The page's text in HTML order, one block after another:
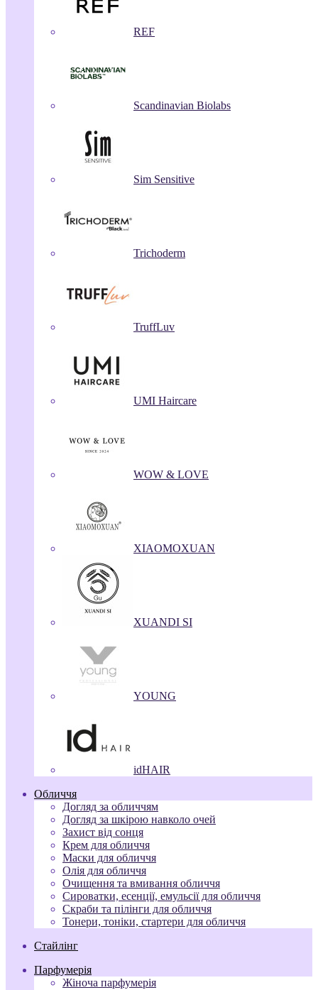
REF
Scandinavian Biolabs
Sim Sensitive
Trichoderm
TruffLuv
UMI Haircare
WOW & LOVE
XIAOMOXUAN
XUANDI SI
YOUNG
idHAIR
Обличчя
Догляд за обличчям
Догляд за шкірою навколо очей
Захист від сонця
Крем для обличчя
Маски для обличчя
Олія для обличчя
Очищення та вмивання обличчя
Сироватки, есенції, емульсії для обличчя
Скраби та пілінги для обличчя
Тонери, тоніки, стартери для обличчя
Стайлінг
Парфумерія
Жіноча парфумерія